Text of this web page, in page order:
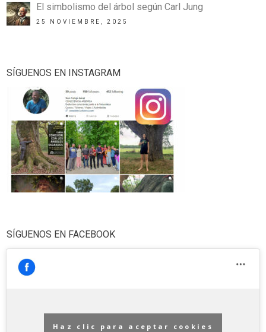
El simbolismo del árbol según Carl Jung
25 NOVIEMBRE, 2025
SÍGUENOS EN INSTAGRAM
SÍGUENOS EN FACEBOOK
Haz clic para aceptar cookies